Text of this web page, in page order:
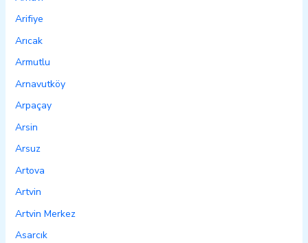
Arifiye
Arıcak
Armutlu
Arnavutköy
Arpaçay
Arsin
Arsuz
Artova
Artvin
Artvin Merkez
Asarcık